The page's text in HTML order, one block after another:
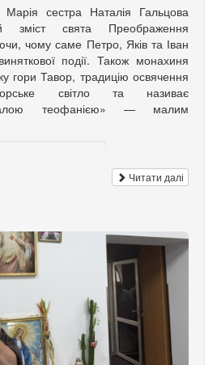
сестра Наталія Гальцова
зміст свята Преображення
чому саме Петро, Яків та Іван
події. Також монахиня
гори Тавор, традицію освячення
світло та називає
теофанією» — малим
Читати далі